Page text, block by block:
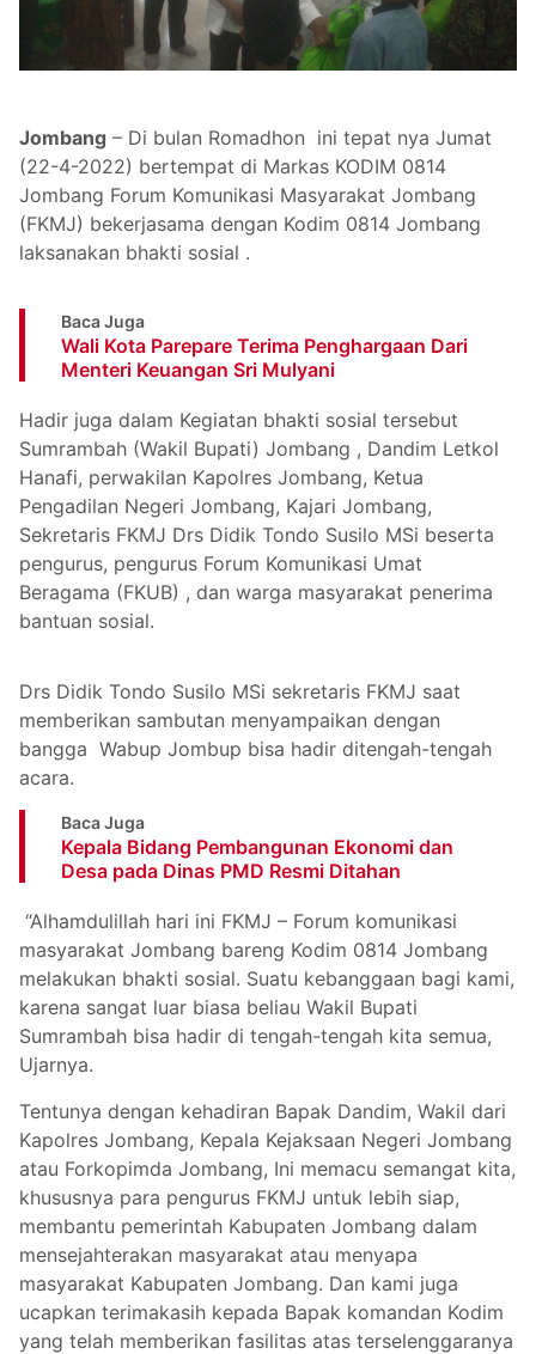
Jombang – Di bulan Romadhon ini tepat nya Jumat
(22-4-2022) bertempat di Markas KODIM 0814
Jombang Forum Komunikasi Masyarakat Jombang
(FKMJ) bekerjasama dengan Kodim 0814 Jombang
laksanakan bhakti sosial .
Baca Juga
Wali Kota Parepare Terima Penghargaan Dari
Menteri Keuangan Sri Mulyani
Hadir juga dalam Kegiatan bhakti sosial tersebut
Sumrambah (Wakil Bupati ) Jombang , Dandim Letkol
Hanafi, perwakilan Kapolres Jombang, Ketua
Pengadilan Negeri Jombang, Kajari Jombang,
Sekretaris FKMJ Drs Didik Tondo Susilo MSi beserta
pengurus, pengurus Forum Komunikasi Umat
Beragama (FKUB) , dan warga masyarakat penerima
bantuan sosial.
Drs Didik Tondo Susilo MSi sekretaris FKMJ saat
memberikan sambutan menyampaikan dengan
bangga Wabup Jombup bisa hadir ditengah-tengah
acara.
Baca Juga
Kepala Bidang Pembangunan Ekonomi dan
Desa pada Dinas PMD Resmi Ditahan
“Alhamdulillah hari ini FKMJ – Forum komunikasi
masyarakat Jombang bareng Kodim 0814 Jombang
melakukan bhakti sosial. Suatu kebanggaan bagi kami,
karena sangat luar biasa beliau Wakil Bupati
Sumrambah bisa hadir di tengah-tengah kita semua,
Ujarnya.
Tentunya dengan kehadiran Bapak Dandim, Wakil dari
Kapolres Jombang, Kepala Kejaksaan Negeri Jombang
atau Forkopimda Jombang, Ini memacu semangat kita,
khususnya para pengurus FKMJ untuk lebih siap,
membantu pemerintah Kabupaten Jombang dalam
mensejahterakan masyarakat atau menyapa
masyarakat Kabupaten Jombang. Dan kami juga
ucapkan terimakasih kepada Bapak komandan Kodim
yang telah memberikan fasilitas atas terselenggaranya